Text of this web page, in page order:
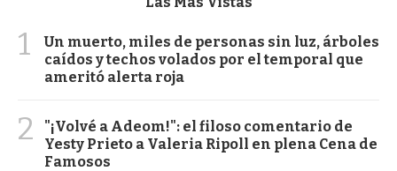
1
Un muerto, miles de personas sin luz, árboles
caídos y techos volados por el temporal que
ameritó alerta roja
2
"¡Volvé a Adeom!": el filoso comentario de
Yesty Prieto a Valeria Ripoll en plena Cena de
Famosos